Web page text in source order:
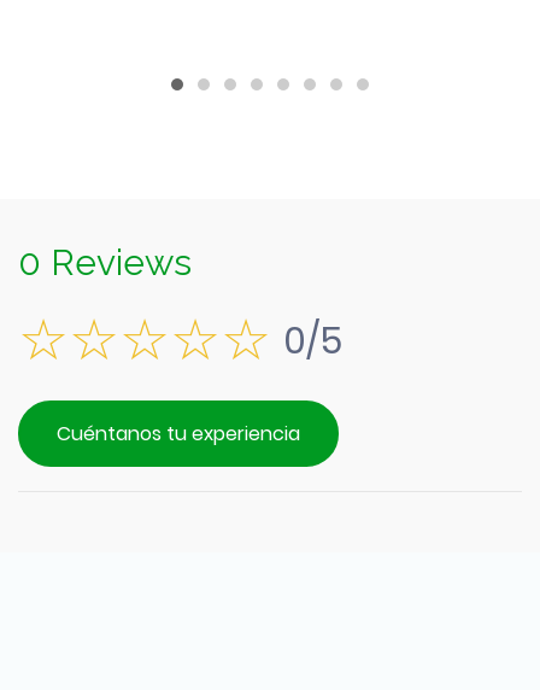
0 Reviews
0/5
Cuéntanos tu experiencia